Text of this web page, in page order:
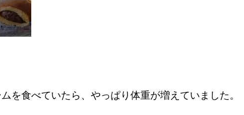
を食べていたら、やっぱり体重が増えていました。